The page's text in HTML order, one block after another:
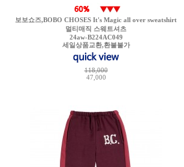
보보쇼즈,BOBO CHOSES It's Magic all over sweatshirt
멀티매직 스웨트셔츠
24aw-B224AC049
세일상품교환,환불불가
118,000
47,000